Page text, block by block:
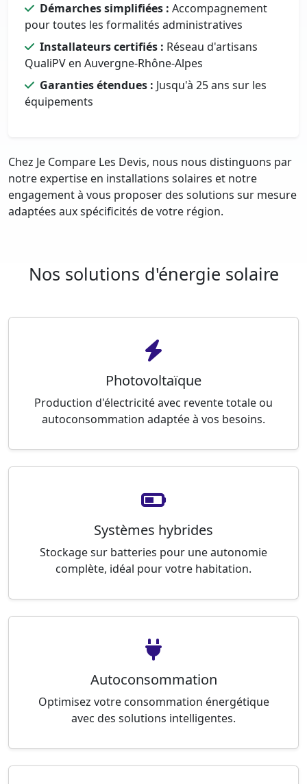
Démarches simplifiées : Accompagnement
pour toutes les formalités administratives
Installateurs certifiés : Réseau d'artisans
QualiPV en Auvergne-Rhône-Alpes
Garanties étendues : Jusqu'à 25 ans sur les
équipements
Chez Je Compare Les Devis, nous nous distinguons par
notre expertise en installations solaires et notre
engagement à vous proposer des solutions sur mesure
adaptées aux spécificités de votre région.
Nos solutions d'énergie solaire
Photovoltaïque
Production d'électricité avec revente totale ou
autoconsommation adaptée à vos besoins.
Systèmes hybrides
Stockage sur batteries pour une autonomie
complète, idéal pour votre habitation.
Autoconsommation
Optimisez votre consommation énergétique
avec des solutions intelligentes.